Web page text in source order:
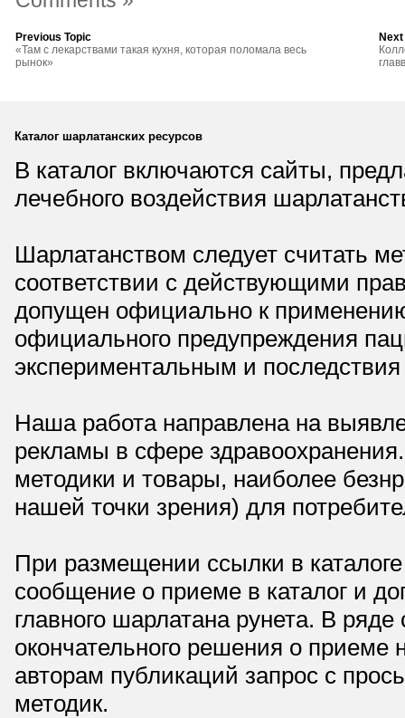
Previous Topic
«Там с лекарствами такая кухня, которая поломала весь
рынок»
Каталог шарлатанских ресурсов
В каталог включаются сайты,
лечебного воздействия
Шарлатанством следует считать
соответствии с действующими
допущен официально к
официального предупреждения
экспериментальным и
Наша работа направлена на
рекламы в сфере
методики и товары, наиболее
нашей точки зрения) для
При размещении ссылки в
сообщение о приеме в каталог и
главного шарлатана рунета. В
окончательного решения о приеме
авторам публикаций запрос с
методик.